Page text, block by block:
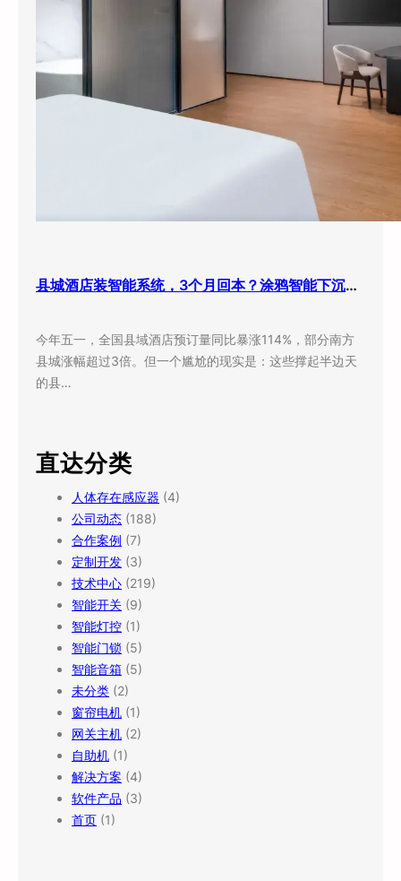
县城酒店装智能系统，3个月回本？涂鸦智能下沉市场打法曝光
今年五一，全国县域酒店预订量同比暴涨114%，部分南方
县城涨幅超过3倍。但一个尴尬的现实是：这些撑起半边天
的县…
直达分类
人体存在感应器 (4)
公司动态 (188)
合作案例 (7)
定制开发 (3)
技术中心 (219)
智能开关 (9)
智能灯控 (1)
智能门锁 (5)
智能音箱 (5)
未分类 (2)
窗帘电机 (1)
网关主机 (2)
自助机 (1)
解决方案 (4)
软件产品 (3)
首页 (1)